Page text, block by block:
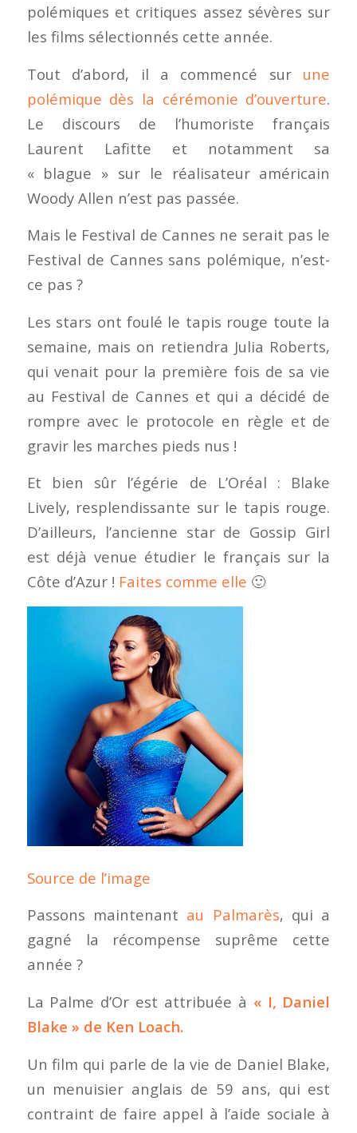
polémiques et critiques assez sévères sur
les films sélectionnés cette année.
Tout d’abord, il a commencé sur une
polémique dès la cérémonie d’ouverture.
Le discours de l’humoriste français
Laurent Lafitte et notamment sa
« blague » sur le réalisateur américain
Woody Allen n’est pas passée.
Mais le Festival de Cannes ne serait pas le
Festival de Cannes sans polémique, n’est-
ce pas ?
Les stars ont foulé le tapis rouge toute la
semaine, mais on retiendra Julia Roberts,
qui venait pour la première fois de sa vie
au Festival de Cannes et qui a décidé de
rompre avec le protocole en règle et de
gravir les marches pieds nus !
Et bien sûr l’égérie de L’Oréal : Blake
Lively, resplendissante sur le tapis rouge.
D’ailleurs, l’ancienne star de Gossip Girl
est déjà venue étudier le français sur la
Côte d’Azur ! Faites comme elle 🙂
Source de l’image
Passons maintenant au Palmarès, qui a
gagné la récompense suprême cette
année ?
La Palme d’Or est attribuée à « I, Daniel
Blake » de Ken Loach.
Un film qui parle de la vie de Daniel Blake,
un menuisier anglais de 59 ans, qui est
contraint de faire appel à l’aide sociale à